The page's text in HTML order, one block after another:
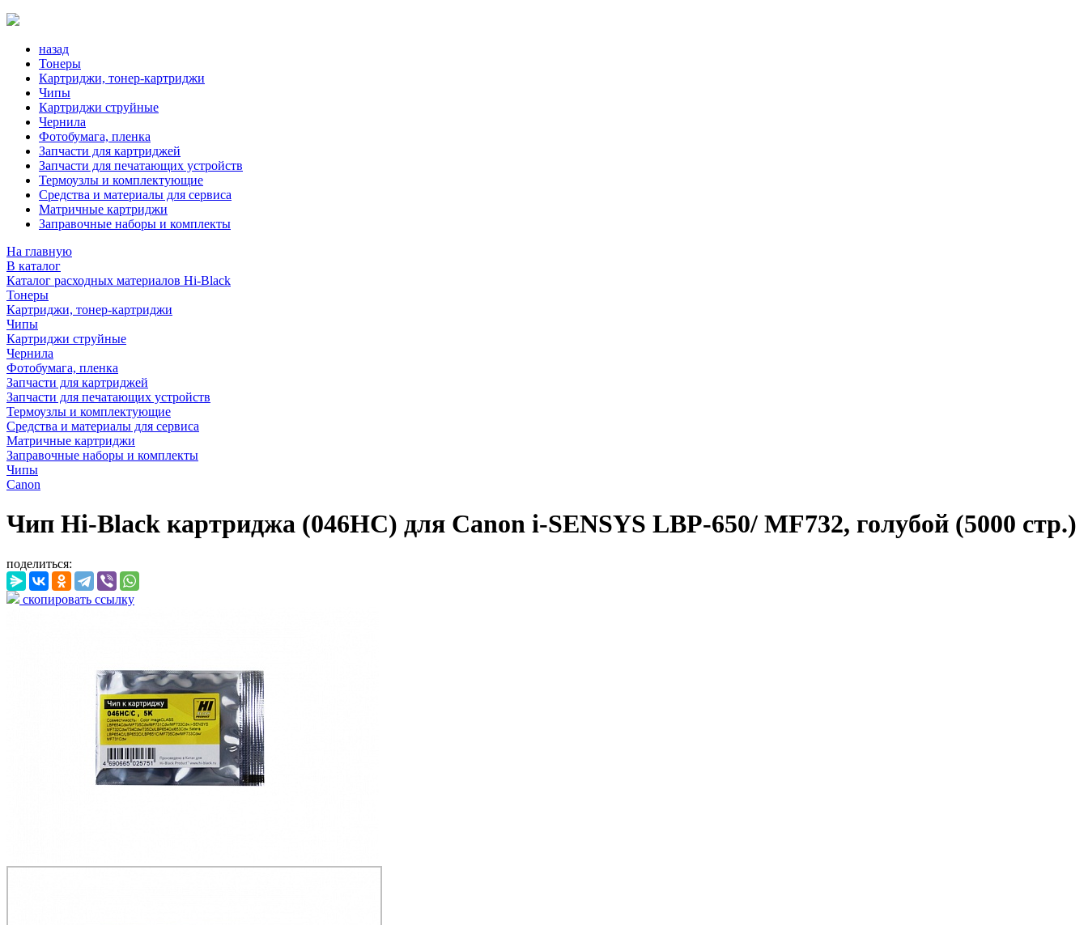
назад
Тонеры
Картриджи, тонер-картриджи
Чипы
Картриджи струйные
Чернила
Фотобумага, пленка
Запчасти для картриджей
Запчасти для печатающих устройств
Термоузлы и комплектующие
Средства и материалы для сервиса
Матричные картриджи
Заправочные наборы и комплекты
На главную
В каталог
Каталог расходных материалов Hi-Black
Тонеры
Картриджи, тонер-картриджи
Чипы
Картриджи струйные
Чернила
Фотобумага, пленка
Запчасти для картриджей
Запчасти для печатающих устройств
Термоузлы и комплектующие
Средства и материалы для сервиса
Матричные картриджи
Заправочные наборы и комплекты
Чипы
Canon
Чип Hi-Black картриджа (046HC) для Canon i-SENSYS LBP-650/ MF732, голубой (5000 стр.)
поделиться:
скопировать ссылку